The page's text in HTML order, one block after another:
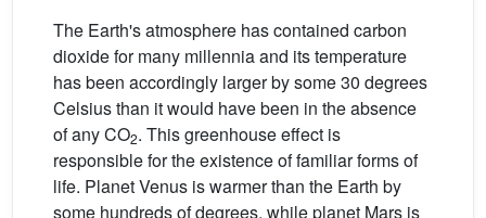
The Earth's atmosphere has contained carbon
dioxide for many millennia and its temperature
has been accordingly larger by some 30 degrees
Celsius than it would have been in the absence
of any CO2. This greenhouse effect is
responsible for the existence of familiar forms of
life. Planet Venus is warmer than the Earth by
some hundreds of degrees, while planet Mars is